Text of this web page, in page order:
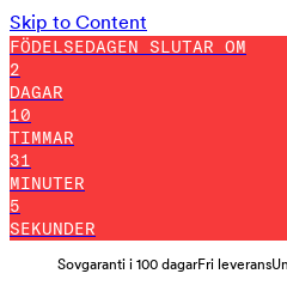
Skip to Content
FÖDELSEDAGEN SLUTAR OM
2
DAGAR
10
TIMMAR
31
MINUTER
4
SEKUNDER
Sovgaranti i 100 dagarFri leverans